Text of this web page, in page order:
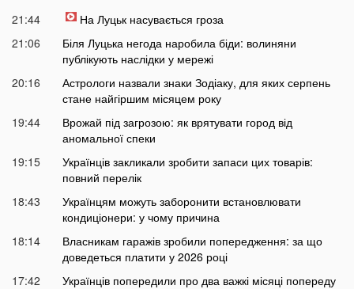
21:44
На Луцьк насувається гроза
21:06
Біля Луцька негода наробила біди: волиняни
публікують наслідки у мережі
20:16
Астрологи назвали знаки Зодіаку, для яких серпень
стане найгіршим місяцем року
19:44
Врожай під загрозою: як врятувати город від
аномальної спеки
19:15
Українців закликали зробити запаси цих товарів:
повний перелік
18:43
Українцям можуть заборонити встановлювати
кондиціонери: у чому причина
18:14
Власникам гаражів зробили попередження: за що
доведеться платити у 2026 році
17:42
Українців попередили про два важкі місяці попереду